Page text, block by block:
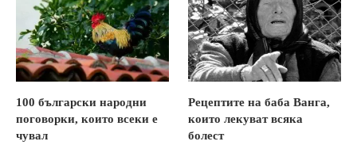
100 български народни
поговорки, които всеки е
чувал
Рецептите на баба Ванга,
които лекуват всяка
болест